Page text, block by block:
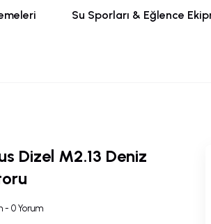
Su Sporları & Eğlence
Dizel M2.13 Deniz
- 0 Yorum